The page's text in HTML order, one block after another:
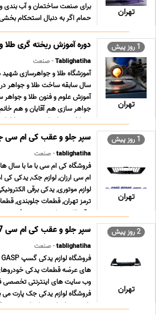
تهران
برای صنعت ساختمان و آب بندی
حمام اگر به دنبال استحکام
خوردگی در پروژه های خود
شماست. مشخصات فنی محصول · چشمه
1 روز پیش
تهران
دوره آموزش ریخته گری طلا
Tablighatiha- صنعت
سال سابقه ساخت طلا و جواهر
آموزش علوم و فنون طلا و جواهر
جواهر سازى هم آقایان و هم
و ساخت جواهرات به صورت
1 روز پیش
تهران
سپر جلو و عقب کی ام سی
tablighatiha- صنعت
فروشگاه کی ام سی با ما با سال
لوازم موتوری, یدکی برقی
ترمز تهران, قطعات جلوبندی,
برقی الکترونیکی, سیستم فرم ...
2 روز پیش
تهران
سپر جلو و عقب کی ام سی J7
tablighatiha- صنعت
های عرضه قطعات یدکی
وب سایت های اینترنتی تخصصی
فروشگاه لوازم یدکی جک پارت
پارت همراه با رشد تکنولوژی و